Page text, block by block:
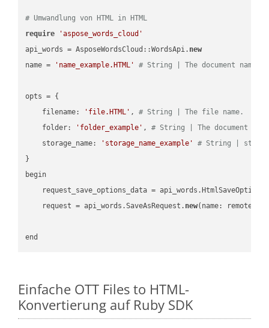
# Umwandlung von HTML in HTML
require
'aspose_words_cloud'
api_words = AsposeWordsCloud::WordsApi. new
name =
'name_example.HTML' # String | The document name.
opts = {
    filename:
'file.HTML' , # String | The file name.
    folder:
'folder_example' , # String | The document
    storage_name:
'storage_name_example'
# String |
}
begin
request_save_options_data =
    request = api_words.SaveAsRequest.
new(name:
Einfache OTT Files to HTML-
Konvertierung auf Ruby SDK